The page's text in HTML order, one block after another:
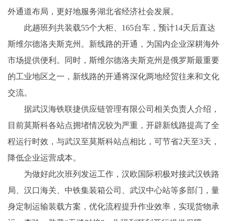
外通道布局，更好地服务湖北省经济社会发展。
此趟班列共装载55个大柜、165台车，预计14天后直达
斯维尔德洛夫斯克州。新线路的开通，为国内企业深耕海外
市场提供便利。同时，斯维尔德洛夫斯克州是俄罗斯最重要
的工业地区之一，新线路的开通将深化两地经贸往来和文化
交流。
据武汉海铁联捷供应链管理有限公司相关负责人介绍，
目前莫斯科各站点拥堵情况较为严重，开辟新线路提高了全
程运行时效，与武汉至莫斯科站点相比，可节省2天至3天，
降低企业运营成本。
为做好此次班列发运工作，汉欧国际积极对接武汉铁路
局、汉口海关、中铁集装箱公司、武汉中心站等多部门，量
身定制运输装载方案，优化流程提升作业效率，实现货物承